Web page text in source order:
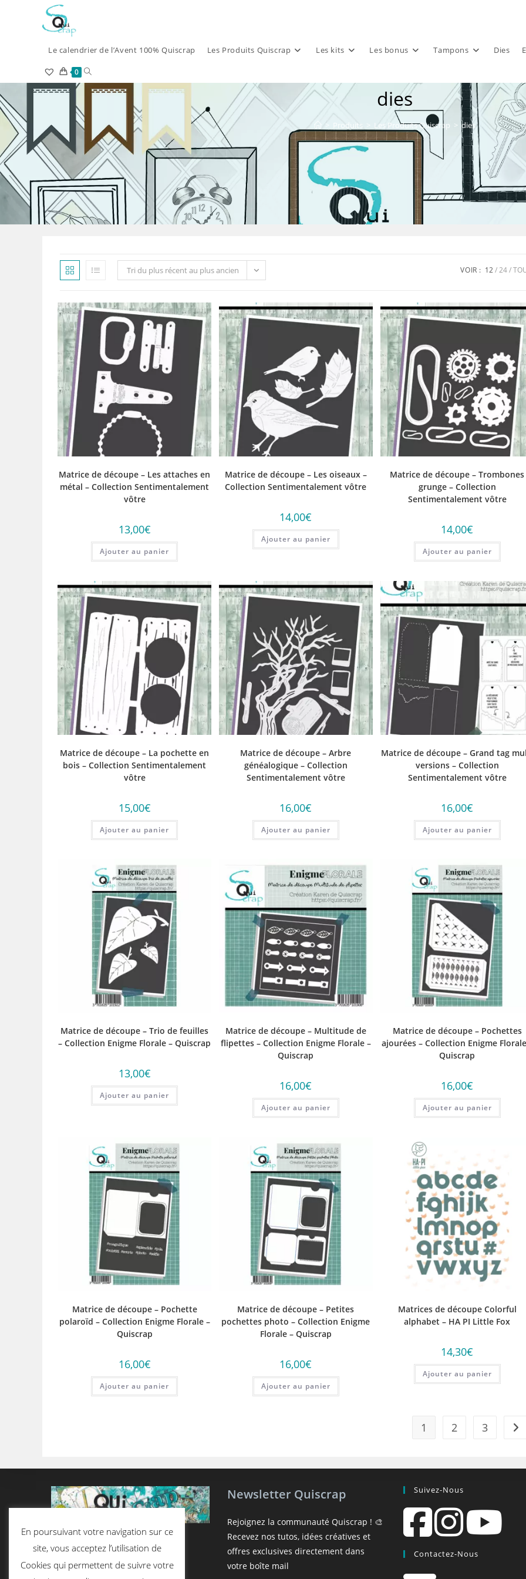
Le calendrier de l’Avent 100% Quiscrap Les Produits Quiscrap Les kits Les bonus Tampons Dies
0 Toggle
website
search
dies
> Produits Les Produits Quiscrap > dies
Tri du plus récent au plus ancien VOIR : 12 24
Matrice de découpe – Les attaches en
métal – Collection Sentimentalement
vôtre
13,00€
Ajouter au panier
Matrice de découpe – Les oiseaux –
Collection Sentimentalement vôtre
14,00€
Ajouter au panier
Matrice de découpe – Trombones
grunge – Collection
Sentimentalement vôtre
14,00€
Ajouter au panier
Matrice de découpe – La pochette en
bois – Collection Sentimentalement
vôtre
15,00€
Ajouter au panier
Matrice de découpe – Arbre
généalogique – Collection
Sentimentalement vôtre
16,00€
Ajouter au panier
Matrice de découpe – Grand tag
versions – Collection
Sentimentalement vôtre
16,00€
Ajouter au panier
Matrice de découpe – Trio de feuilles
– Collection Enigme Florale – Quiscrap
13,00€
Ajouter au panier
Matrice de découpe – Multitude de
flipettes – Collection Enigme Florale –
Quiscrap
16,00€
Ajouter au panier
Matrice de découpe – Pochettes
ajourées – Collection Enigme
Quiscrap
16,00€
Ajouter au panier
Matrice de découpe – Pochette
polaroïd – Collection Enigme Florale –
Quiscrap
16,00€
Ajouter au panier
Matrice de découpe – Petites
pochettes photo – Collection Enigme
Florale – Quiscrap
16,00€
Ajouter au panier
Matrices de découpe Colorful
alphabet – HA PI Little Fox
14,30€
Ajouter au panier
1 2 3
Newsletter Quiscrap
Rejoignez la communauté Quiscrap ! 🎨
Recevez nos tutos, idées créatives et
offres exclusives directement dans
votre boîte mail
Suivez-Nous
Contactez-Nous
En poursuivant votre navigation sur ce
site, vous acceptez l’utilisation de
Cookies qui permettent de suivre votre